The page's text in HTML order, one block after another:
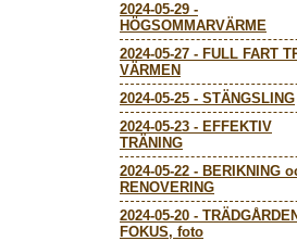
2024-05-29 -
HÖGSOMMARVÄRME
2024-05-27 - FULL FART
VÄRMEN
2024-05-25 - STÄNGSLING
2024-05-23 - EFFEKTIV
TRÄNING
2024-05-22 - BERIKNING
RENOVERING
2024-05-20 -
FOKUS, foto